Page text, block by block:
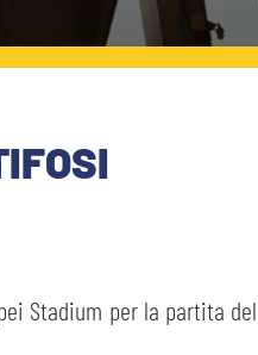
Stadium per la partita del